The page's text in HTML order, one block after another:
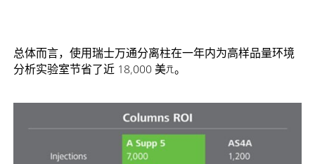
总体而言，使用瑞士万通分离柱在一年内为高样品量环境
分析实验室节省了近 18,000 美元。